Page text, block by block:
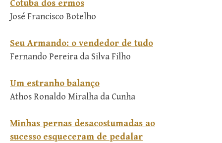
Cotuba dos ermos
José Francisco Botelho
Seu Armando: o vendedor de tudo
Fernando Pereira da Silva Filho
Um estranho balanço
Athos Ronaldo Miralha da Cunha
Minhas pernas desacostumadas ao
sucesso esqueceram de pedalar